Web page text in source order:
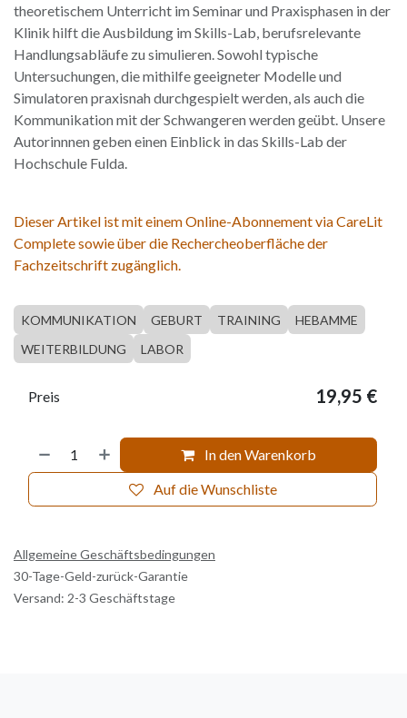
theoretischem Unterricht im Seminar und Praxisphasen in der
Klinik hilft die Ausbildung im Skills-Lab, berufsrelevante
Handlungsabläufe zu simulieren. Sowohl typische
Untersuchungen, die mithilfe geeigneter Modelle und
Simulatoren praxisnah durchgespielt werden, als auch die
Kommunikation mit der Schwangeren werden geübt. Unsere
Autorinnnen geben einen Einblick in das Skills-Lab der
Hochschule Fulda.
Dieser Artikel ist mit einem Online-Abonnement via CareLit
Complete sowie über die Rechercheoberfläche der
Fachzeitschrift zugänglich.
KOMMUNIKATION GEBURT TRAINING
HEBAMME
WEITERBILDUNG
LABOR
In den Warenkorb
Auf die Wunschliste
Preis 19,95 €
Allgemeine Geschäftsbedingungen
30-Tage-Geld-zurück-Garantie
Versand: 2-3 Geschäftstage